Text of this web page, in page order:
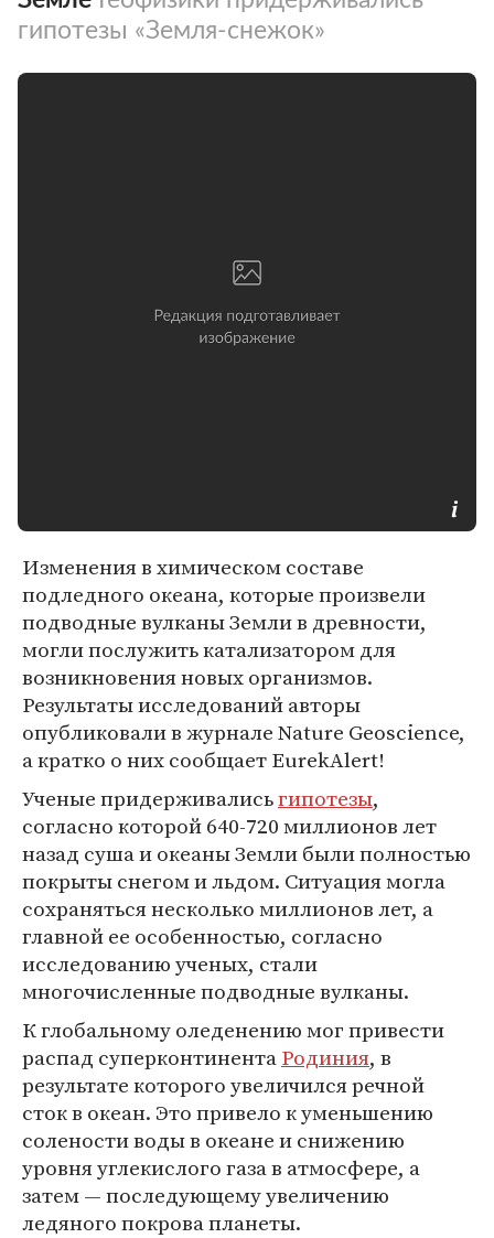
гипотезы «Земля-снежок»
Изменения в химическом составе
подледного океана, которые произвели
подводные вулканы Земли в древности,
могли послужить катализатором для
возникновения новых организмов.
Результаты исследований авторы
опубликовали в журнале Nature Geoscience,
а кратко о них сообщает EurekAlert!
Ученые придерживалисьгипотезы,
согласно которой 640-720 миллионов лет
назад суша и океаны Земли были полностью
покрыты снегом и льдом. Ситуация могла
сохраняться несколько миллионов лет, а
главной ее особенностью, согласно
исследованию ученых, стали
многочисленные подводные вулканы.
К глобальному оледенению мог привести
распад суперконтинентаРодиния, в
результате которого увеличился речной
сток в океан. Это привело к уменьшению
солености воды в океане и снижению
уровня углекислого газа в атмосфере, а
затем — последующему увеличению
ледяного покрова планеты.